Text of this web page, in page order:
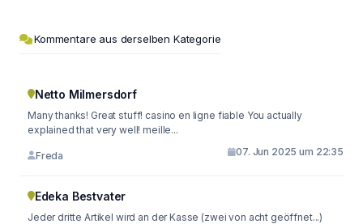
Kommentare aus derselben Kategorie
Netto Milmersdorf
Many thanks! Great stuff! casino en ligne fiable You actually
explained that very well! meille...
Freda 07. Jun 2025 um 22:35
Edeka Bestvater
Jeder dritte Artikel wird an der Kasse (zwei von acht geöffnet...)